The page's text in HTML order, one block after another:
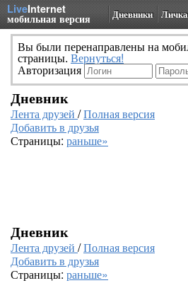
LiveInternet
мобильная версия Дневники Личка
Вы были перенаправлены на
страницы. Вернуться!
Авторизация
Дневник
Лента друзей /Полная версия
Добавить в друзья
Страницы: раньше»
Дневник
Лента друзей /Полная версия
Добавить в друзья
Страницы: раньше»